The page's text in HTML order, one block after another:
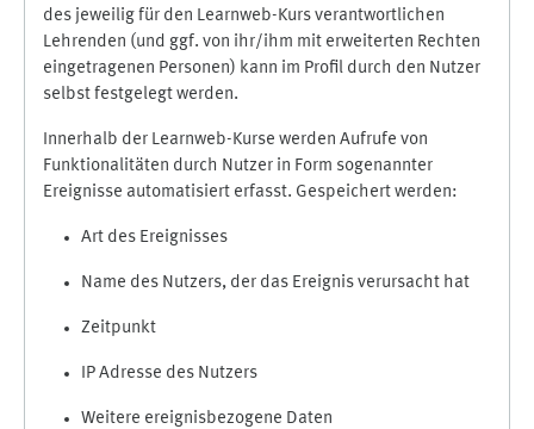
des jeweilig für den Learnweb-Kurs verantwortlichen
Lehrenden (und ggf. von ihr/ihm mit erweiterten Rechten
eingetragenen Personen) kann im Profil durch den Nutzer
selbst festgelegt werden.
Innerhalb der Learnweb-Kurse werden Aufrufe von
Funktionalitäten durch Nutzer in Form sogenannter
Ereignisse automatisiert erfasst. Gespeichert werden:
Art des Ereignisses
Name des Nutzers, der das Ereignis verursacht hat
Zeitpunkt
IP Adresse des Nutzers
Weitere ereignisbezogene Daten